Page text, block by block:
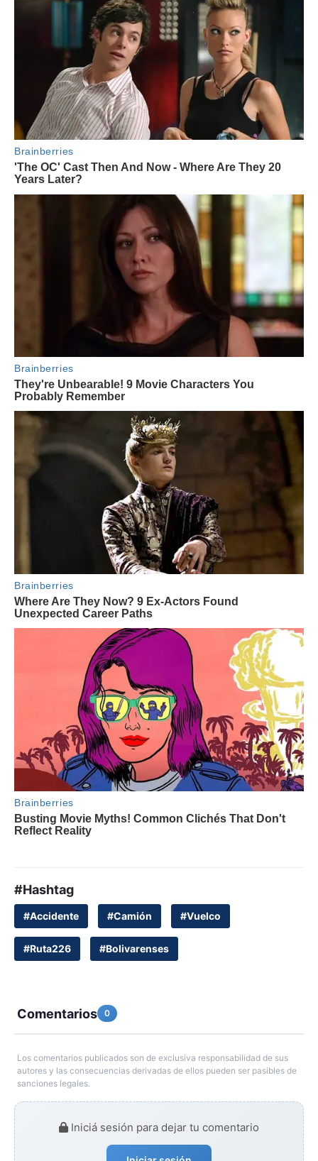
#Hashtag
#Accidente #Camión #Vuelco
#Ruta226 #Bolivarenses
Comentarios 0
Los comentarios publicados son de exclusiva responsabilidad de sus
autores y las consecuencias derivadas de ellos pueden ser pasibles de
sanciones legales.
Iniciá sesión para dejar tu comentario